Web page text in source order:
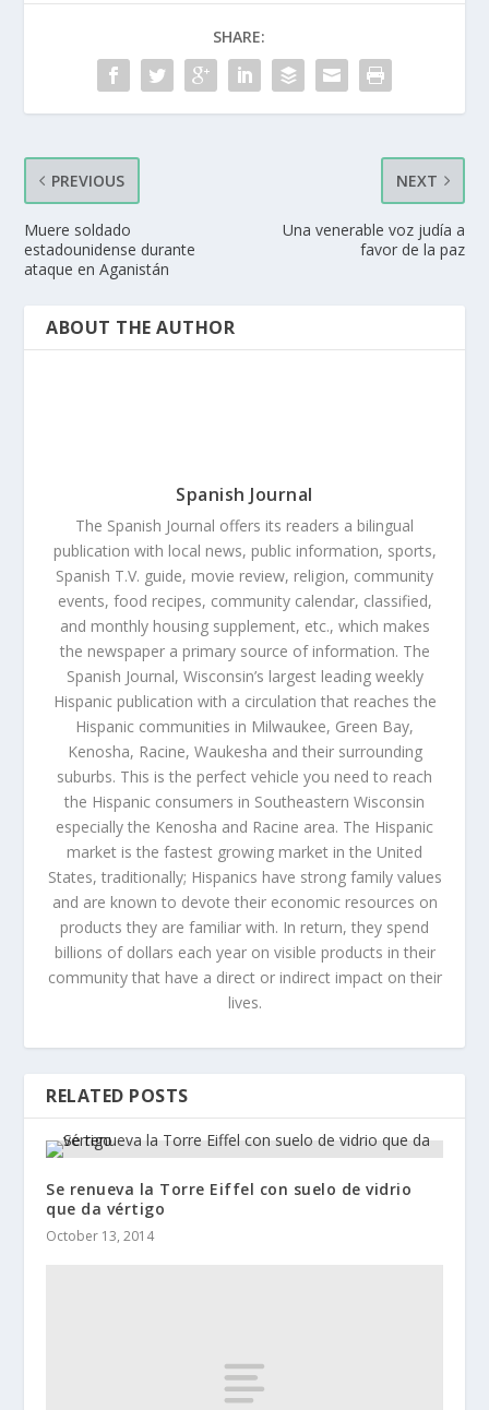
SHARE:
PREVIOUS
Muere soldado
estadounidense durante
ataque en Aganistán
NEXT
Una venerable voz judía a
favor de la paz
ABOUT THE AUTHOR
Spanish Journal
The Spanish Journal offers its readers a bilingual
publication with local news, public information, sports,
Spanish T.V. guide, movie review, religion, community
events, food recipes, community calendar, classified,
and monthly housing supplement, etc., which makes
the newspaper a primary source of information. The
Spanish Journal, Wisconsin’s largest leading weekly
Hispanic publication with a circulation that reaches the
Hispanic communities in Milwaukee, Green Bay,
Kenosha, Racine, Waukesha and their surrounding
suburbs. This is the perfect vehicle you need to reach
the Hispanic consumers in Southeastern Wisconsin
especially the Kenosha and Racine area. The Hispanic
market is the fastest growing market in the United
States, traditionally; Hispanics have strong family values
and are known to devote their economic resources on
products they are familiar with. In return, they spend
billions of dollars each year on visible products in their
community that have a direct or indirect impact on their
lives.
RELATED POSTS
Se renueva la Torre Eiffel con suelo de vidrio
que da vértigo
October 13, 2014